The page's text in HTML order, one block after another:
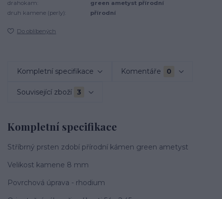
drahokam:
green ametyst přírodní
druh kamene (perly):
přírodní
Do oblíbených
Kompletní specifikace Komentáře 0
Související zboží 3
Kompletní specifikace
Stříbrný prsten zdobí přírodní kámen green ametyst
Velikost kamene 8 mm
Povrchová úprava - rhodium